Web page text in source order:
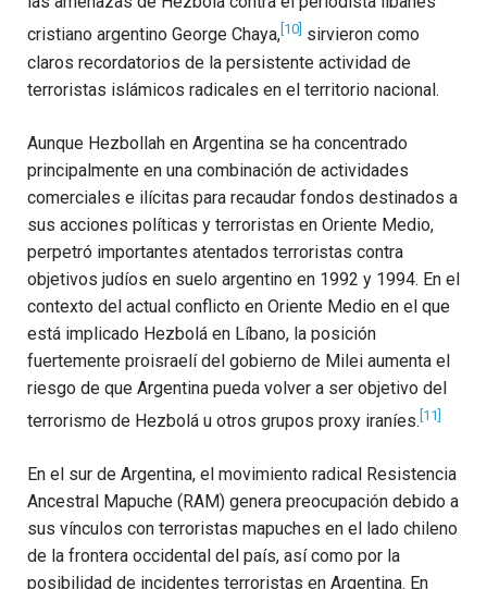
cristiano argentino George Chaya, [10] sirvieron como
claros recordatorios de la persistente actividad de
terroristas islámicos radicales en el territorio nacional.
Aunque Hezbollah en Argentina se ha concentrado
principalmente en una combinación de actividades
comerciales e ilícitas para recaudar fondos destinados a
sus acciones políticas y terroristas en Oriente Medio,
perpetró importantes atentados terroristas contra
objetivos judíos en suelo argentino en 1992 y 1994. En el
contexto del actual conflicto en Oriente Medio en el que
está implicado Hezbolá en Líbano, la posición
fuertemente proisraelí del gobierno de Milei aumenta el
riesgo de que Argentina pueda volver a ser objetivo del
terrorismo de Hezbolá u otros grupos proxy iraníes. [11]
En el sur de Argentina, el movimiento radical Resistencia
Ancestral Mapuche (RAM) genera preocupación debido a
sus vínculos con terroristas mapuches en el lado chileno
de la frontera occidental del país, así como por la
posibilidad de incidentes terroristas en Argentina. En